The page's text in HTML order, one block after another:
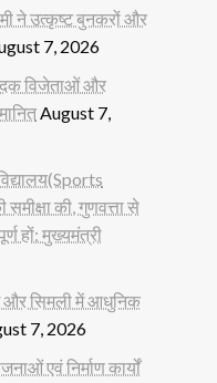
ने उत्कृष्ट बुनकरों और
7, 2026
विजेताओं और
August 7,
समीक्षा की, गुणवत्ता से
हों: मुख्यमंत्री
और सिमली में आधुनिक
7, 2026
एवं निर्माण कार्यों